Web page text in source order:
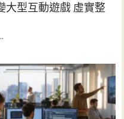
大型互動遊戲 虛實整